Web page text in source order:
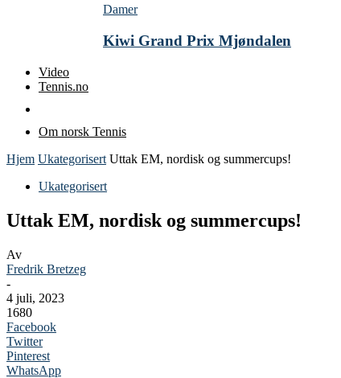
Damer
Kiwi Grand Prix Mjøndalen
Video
Tennis.no
Om norsk Tennis
Hjem Ukategorisert Uttak EM, nordisk og summercups!
Ukategorisert
Uttak EM, nordisk og summercups!
Av
Fredrik Bretzeg
-
4 juli, 2023
1680
Facebook
Twitter
Pinterest
WhatsApp